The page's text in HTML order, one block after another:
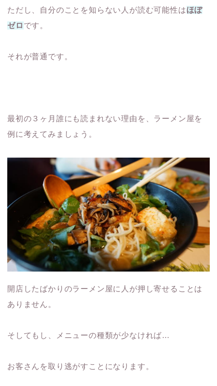
ただし、自分のことを知らない人が読む可能性はほぼ
ゼロ です。
それが普通です。
最初の３ヶ月誰にも読まれない理由を、ラーメン屋を
例に考えてみましょう。
開店したばかりのラーメン屋に人が押し寄せることは
ありません。
そしてもし、メニューの種類が少なければ…
お客さんを取り逃がすことになります。